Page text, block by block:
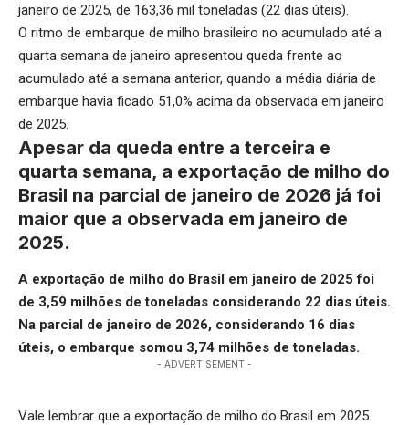
janeiro de 2025, de 163,36 mil toneladas (22 dias úteis).
O ritmo de embarque de milho brasileiro no acumulado até a
quarta semana de janeiro apresentou queda frente ao
acumulado até a semana anterior, quando a média diária de
embarque havia ficado 51,0% acima da observada em janeiro
de 2025.
Apesar da queda entre a terceira e
quarta semana, a exportação de milho do
Brasil na parcial de janeiro de 2026 já foi
maior que a observada em janeiro de
2025.
A exportação de milho do Brasil em janeiro de 2025 foi
de 3,59 milhões de toneladas considerando 22 dias úteis.
Na parcial de janeiro de 2026, considerando 16 dias
úteis, o embarque somou 3,74 milhões de toneladas.
- ADVERTISEMENT -
Vale lembrar que a exportação de milho do Brasil em 2025